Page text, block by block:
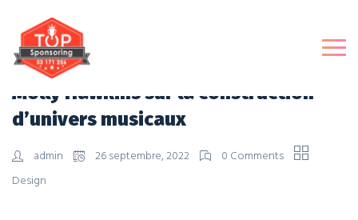
Molly Hawkins sur la construction
d’univers musicaux
admin 26 septembre, 2022
0 Comments
Design